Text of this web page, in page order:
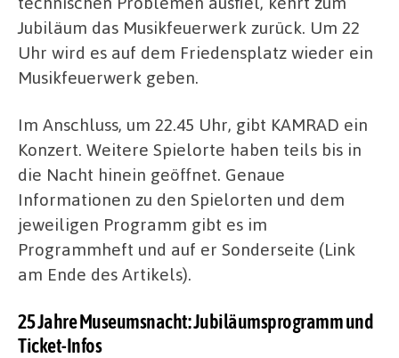
Jubiläum das Musikfeuerwerk zurück. Um 22
Uhr wird es auf dem Friedensplatz wieder ein
Musikfeuerwerk geben.
Im Anschluss, um 22.45 Uhr, gibt KAMRAD ein
Konzert. Weitere Spielorte haben teils bis in
die Nacht hinein geöffnet. Genaue
Informationen zu den Spielorten und dem
jeweiligen Programm gibt es im
Programmheft und auf er Sonderseite (Link
am Ende des Artikels).
25 Jahre Museumsnacht: Jubiläumsprogramm und
Ticket-Infos